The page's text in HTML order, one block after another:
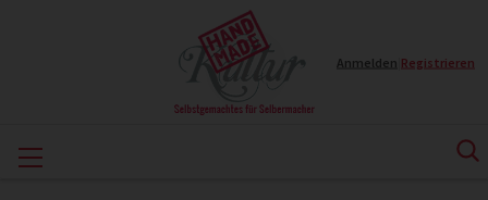
Anmelden Registrieren